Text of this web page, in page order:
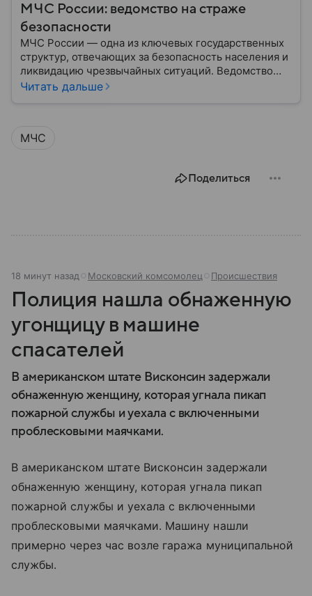
МЧС России: ведомство на страже
безопасности
МЧС России — одна из ключевых государственных
структур, отвечающих за безопасность населения и
ликвидацию чрезвычайных ситуаций. Ведомство
играет важную роль в защите граждан от
задачи выполняет и какую роль играет в
Читать дальше
МЧС
Поделиться
18 минут назад Московский комсомолец Происшествия
Полиция нашла обнаженную
угонщицу в машине
спасателей
В американском штате Висконсин задержали
обнаженную женщину, которая угнала пикап
пожарной службы и уехала с включенными
проблесковыми маячками.
В американском штате Висконсин задержали
обнаженную женщину, которая угнала пикап
пожарной службы и уехала с включенными
проблесковыми маячками. Машину нашли
примерно через час возле гаража муниципальной
службы.